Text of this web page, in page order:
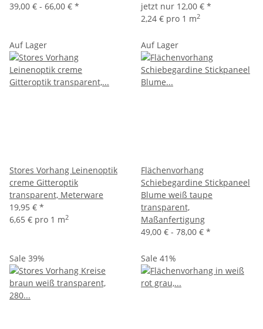
39,00 € - 66,00 € *
jetzt nur 12,00 € *
2,24 € pro 1 m2
Auf Lager
Stores Vorhang Leinenoptik
creme Gitteroptik
transparent, Meterware
19,95 € *
6,65 € pro 1 m2
Auf Lager
Flächenvorhang
Schiebegardine Stickpaneel
Blume weiß taupe
transparent,
Maßanfertigung
49,00 € - 78,00 € *
Sale 39% Sale 41%